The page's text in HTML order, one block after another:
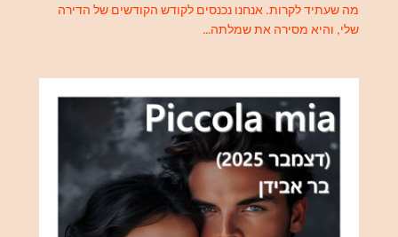
מה שעתיד לקרות. אנחנו נכנסים לקודש הקודשים של הדירה
שלי, והיא מסירה את שמלתה…